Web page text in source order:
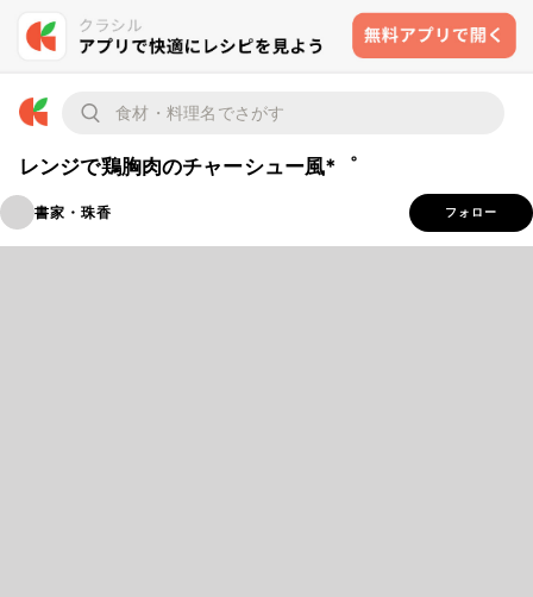
レンジで鶏胸肉のチャーシュー風*゜
書家・珠香 フォロー